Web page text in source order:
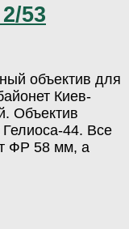
53
объектив для
Киев-
Объектив
44. Все
ФР 58 мм, а